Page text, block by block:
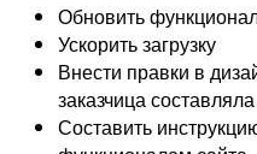
Обновить
Ускорить загрузку
Внести правки в
заказчица
Составить